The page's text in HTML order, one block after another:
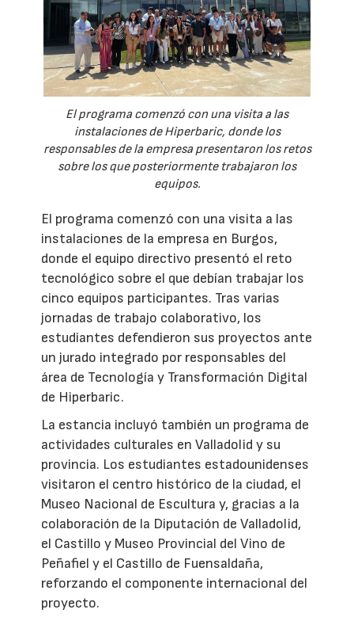
El programa comenzó con una visita a las
instalaciones de Hiperbaric, donde los
responsables de la empresa presentaron los retos
sobre los que posteriormente trabajaron los
equipos.
El programa comenzó con una visita a las
instalaciones de la empresa en Burgos,
donde el equipo directivo presentó el reto
tecnológico sobre el que debían trabajar los
cinco equipos participantes. Tras varias
jornadas de trabajo colaborativo, los
estudiantes defendieron sus proyectos ante
un jurado integrado por responsables del
área de Tecnología y Transformación Digital
de Hiperbaric.
La estancia incluyó también un programa de
actividades culturales en Valladolid y su
provincia. Los estudiantes estadounidenses
visitaron el centro histórico de la ciudad, el
Museo Nacional de Escultura y, gracias a la
colaboración de la Diputación de Valladolid,
el Castillo y Museo Provincial del Vino de
Peñafiel y el Castillo de Fuensaldaña,
reforzando el componente internacional del
proyecto.